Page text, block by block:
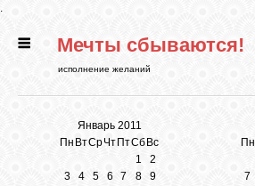
.
ГЛАВНАЯ Мечты сбываются!
исполнение желаний
Январь 2011
Пн ВтСрЧт ПтСб Вс
1
2
3
4 5 6 7 8
9
Пн
7